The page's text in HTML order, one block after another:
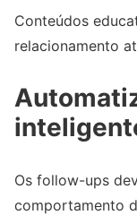
Conteúdos
relacionamento
Os follow-ups
comportamento